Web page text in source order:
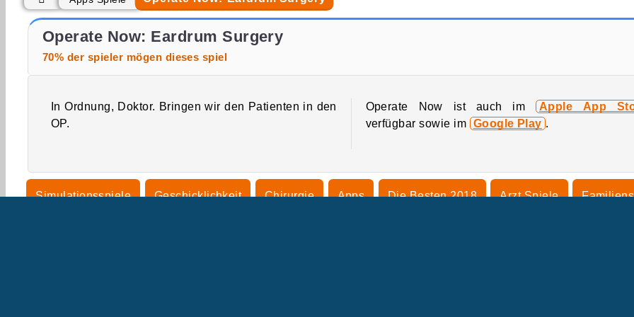
Operate Now: Eardrum Surgery
70% der spieler mögen dieses spiel
In Ordnung, Doktor. Bringen wir den Patienten in den
OP.
Operate Now ist auch im Apple App
verfügbar sowie im Google Play .
Simulationsspiele Geschicklichkeit Chirurgie Apps Die Besten 2018 Arzt Spiele